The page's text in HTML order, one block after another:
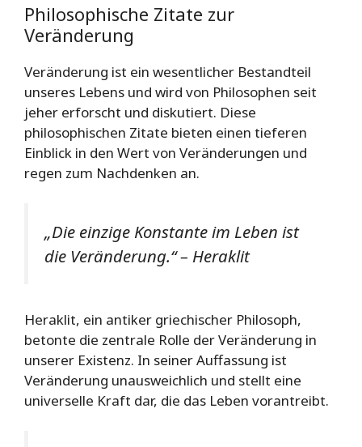
Philosophische Zitate zur
Veränderung
Veränderung ist ein wesentlicher Bestandteil
unseres Lebens und wird von Philosophen seit
jeher erforscht und diskutiert. Diese
philosophischen Zitate bieten einen tieferen
Einblick in den Wert von Veränderungen und
regen zum Nachdenken an.
„Die einzige Konstante im Leben ist
die Veränderung.“ – Heraklit
Heraklit, ein antiker griechischer Philosoph,
betonte die zentrale Rolle der Veränderung in
unserer Existenz. In seiner Auffassung ist
Veränderung unausweichlich und stellt eine
universelle Kraft dar, die das Leben vorantreibt.